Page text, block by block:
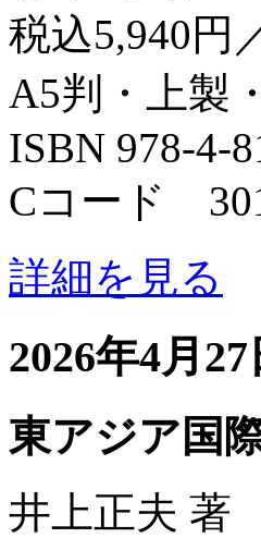
税込5,940円
A5判・上製
ISBN 978-4-
Cコード
詳細を見る
2026年4月
東アジア国
井上正夫 著